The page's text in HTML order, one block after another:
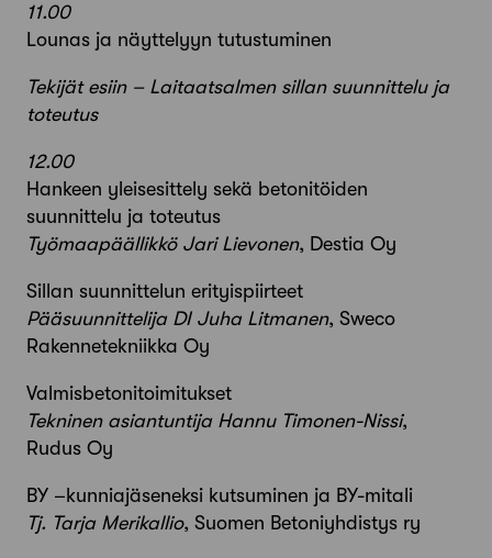
11.00
Lounas ja näyttelyyn tutustuminen
Tekijät esiin – Laitaatsalmen sillan suunnittelu ja
toteutus
12.00
Hankeen yleisesittely sekä betonitöiden
suunnittelu ja toteutus
Työmaapäällikkö Jari Lievonen, Destia Oy
Sillan suunnittelun erityispiirteet
Pääsuunnittelija DI Juha Litmanen, Sweco
Rakennetekniikka Oy
Valmisbetonitoimitukset
Tekninen asiantuntija Hannu Timonen-Nissi,
Rudus Oy
BY –kunniajäseneksi kutsuminen ja BY-mitali
Tj. Tarja Merikallio, Suomen Betoniyhdistys ry